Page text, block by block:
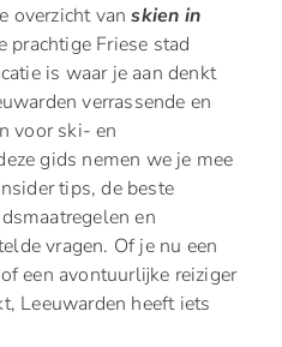
overzicht vanskien in
prachtige Friese stad
is waar je aan denkt
verrassende en
voor ski- en
gids nemen we je mee
tips, de beste
en
vragen. Of je nu een
een avontuurlijke reiziger
Leeuwarden heeft iets